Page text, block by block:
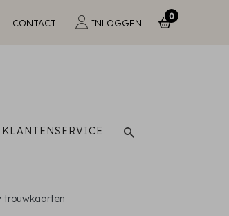
CONTACT INLOGGEN
0
KLANTENSERVICE
trouwkaarten